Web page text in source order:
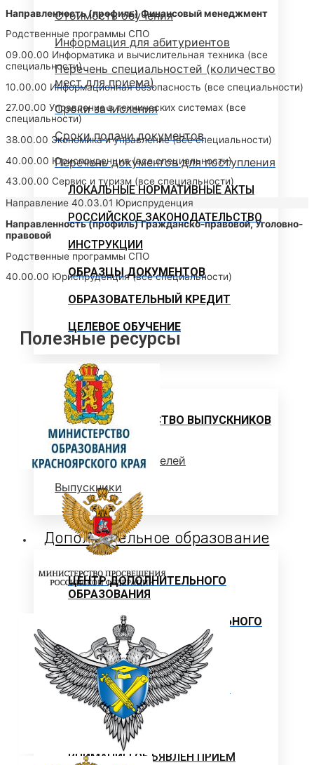
Стоимость обучения
Информация для абитуриентов
Перечень специальностей (количество
мест для приема)
Сроки зачисления
Сроки подачи документов
Перечень документов для поступления
ЛОКАЛЬНЫЕ НОРМАТИВНЫЕ АКТЫ
РОССИЙСКОЕ ЗАКОНОДАТЕЛЬСТВО
ИНСТРУКЦИИ
ОБРАЗЦЫ ДОКУМЕНТОВ
ОБРАЗОВАТЕЛЬНЫЙ КРЕДИТ
ЦЕЛЕВОЕ ОБУЧЕНИЕ
Выпускнику
ТРУДОУСТРОЙСТВО ВЫПУСКНИКОВ
Отзывы работодателей
Выпускники
Дополнительное образование
ЦЕНТР ДОПОЛНИТЕЛЬНОГО
ОБРАЗОВАНИЯ
ПРОГРАММЫ ДОПОЛНИТЕЛЬНОГО
ПРОФЕССИОНАЛЬНОГО
ОБРАЗОВАНИЯ
Программы профессиональной
переподготовки
ОФИЦИАЛЬНЫЕ ДОКУМЕНТЫ
ВНИМАНИЕ! ОБЪЯВЛЕН ПРИЕМ
Направленность (профиль) Финансовый менеджмент
Родственные программы СПО
09.00.00 Информатика и вычислительная техника (все
специальности)
10.00.00 Информационная безопасность (все специальности)
27.00.00 Управление в технических системах (все
специальности)
38.00.00 Экономика и управление (все специальности)
40.00.00 Юриспруденция (все специальности)
43.00.00 Сервис и туризм (все специальности)
Направление 40.03.01 Юриспруденция
Направленность (профиль) Гражданско-правовой, Уголовно-
правовой
Родственные программы СПО
40.00.00 Юриспруденция (все специальности)
Полезные ресурсы